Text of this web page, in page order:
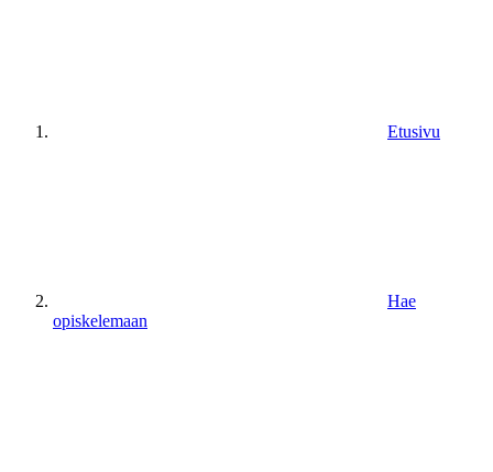
Etusivu
Hae
opiskelemaan